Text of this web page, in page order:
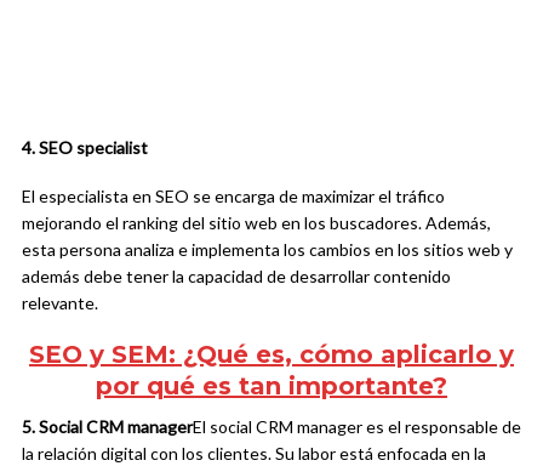
4. SEO specialist
El especialista en SEO se encarga de maximizar el tráfico
mejorando el ranking del sitio web en los buscadores. Además,
esta persona analiza eimplementa los cambios en los sitios web y
además debe tener la capacidad de desarrollar contenido
relevante.
SEO y SEM: ¿Qué es, cómo aplicarlo y
por qué es tan importante?
5. Social CRM managerEl social CRM manager es el responsable de
la relación digital con los clientes. Su labor está enfocada en la